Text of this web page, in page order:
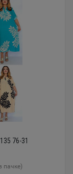
76-31
пачке)